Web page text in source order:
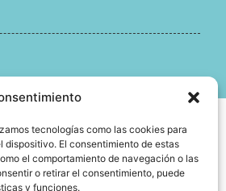
tecnologías como las cookies para
El consentimiento de estas
el comportamiento de navegación o las
o retirar el consentimiento, puede
y funciones.